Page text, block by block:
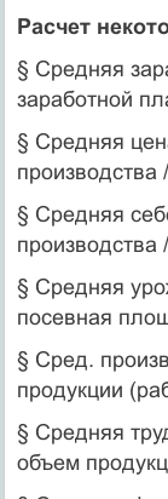
Расчет
§ Средняя
заработной
§ Средняя
производства
§ Средняя
производства
§ Средняя
посевная
§ Сред.
продукции
§ Средняя
объем